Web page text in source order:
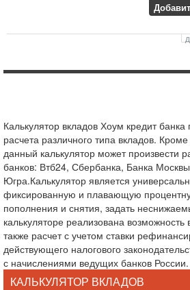
Калькулятор вкладов Хоум кредит
расчета различного типа вкладов.
данный калькулятор может произвести
банков: Втб24, Сбербанка, Банка
Югра.Калькулятор является
фиксированную и плавающую
пополнения и снятия, задать
калькуляторе реализована
также расчет с учетом ставки
действующего налогового
с начислениями ведущих банков России.
КАЛЬКУЛЯТОР ВКЛАДОВ